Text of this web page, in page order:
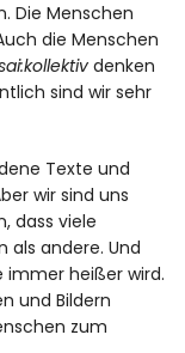
Die Menschen
die Menschen
denken
sind wir sehr
Texte und
wir sind uns
dass viele
als andere. Und
immer heißer wird.
und Bildern
zum